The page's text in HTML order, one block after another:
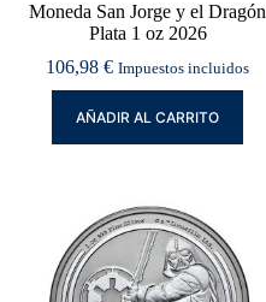
Moneda San Jorge y el Dragón
Plata 1 oz 2026
106,98€ Impuestos incluidos
AÑADIR AL CARRITO